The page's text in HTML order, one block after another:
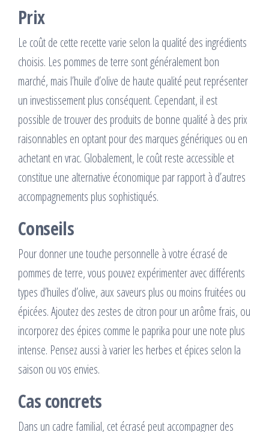
Prix
Le coût de cette recette varie selon la qualité des ingrédients
choisis. Les pommes de terre sont généralement bon
marché, mais l’huile d’olive de haute qualité peut représenter
un investissement plus conséquent. Cependant, il est
possible de trouver des produits de bonne qualité à des prix
raisonnables en optant pour des marques génériques ou en
achetant en vrac. Globalement, le coût reste accessible et
constitue une alternative économique par rapport à d’autres
accompagnements plus sophistiqués.
Conseils
Pour donner une touche personnelle à votre écrasé de
pommes de terre, vous pouvez expérimenter avec différents
types d’huiles d’olive, aux saveurs plus ou moins fruitées ou
épicées. Ajoutez des zestes de citron pour un arôme frais, ou
incorporez des épices comme le paprika pour une note plus
intense. Pensez aussi à varier les herbes et épices selon la
saison ou vos envies.
Cas concrets
Dans un cadre familial, cet écrasé peut accompagner des